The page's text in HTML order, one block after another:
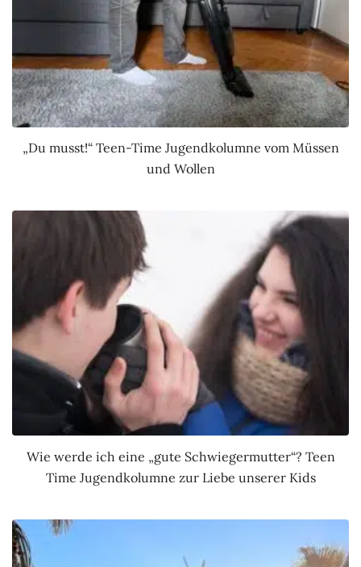
„Du musst!“ Teen-Time Jugendkolumne vom Müssen
und Wollen
Wie werde ich eine „gute Schwiegermutter“? Teen
Time Jugendkolumne zur Liebe unserer Kids